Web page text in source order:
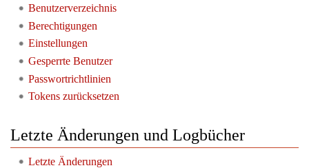
Benutzerverzeichnis
Berechtigungen
Einstellungen
Gesperrte Benutzer
Passwortrichtlinien
Tokens zurücksetzen
Letzte Änderungen und Logbücher
Letzte Änderungen